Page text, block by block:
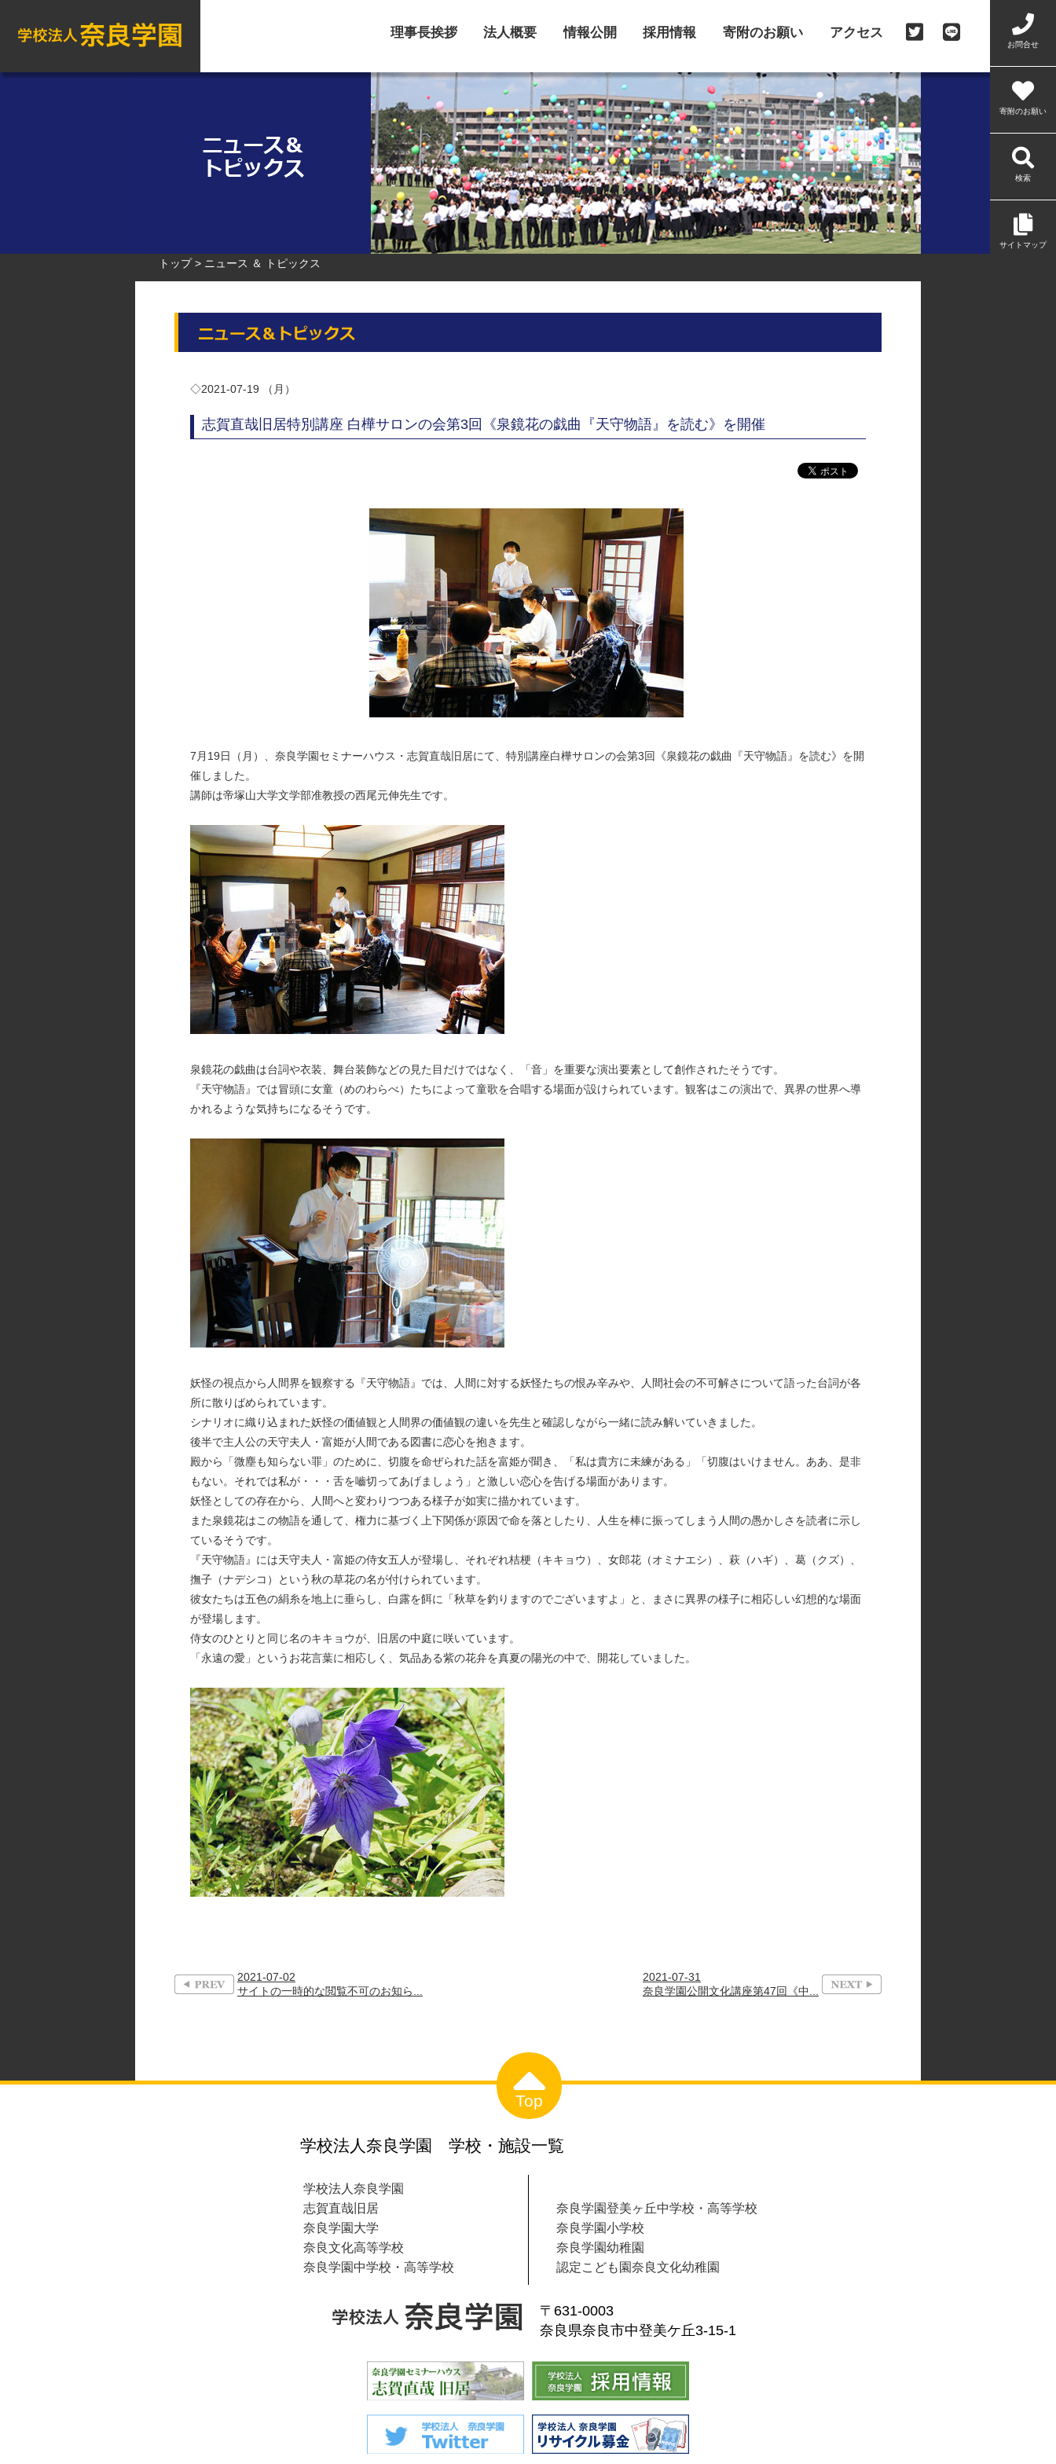
理事長挨拶 法人概要 情報公開 採用情報 寄附のお願い アクセス
お問合せ
寄附のお願い
検索
サイトマップ
トップ ニュース ＆ トピックス
◇2021-07-19 （月）
志賀直哉旧居特別講座 白樺サロンの会第3回《泉鏡花の戯曲『天守物語』を読む》を開催
7月19日（月）、奈良学園セミナーハウス・志賀直哉旧居にて、特別講座白樺サロンの会第3回《泉鏡花の戯曲『天守物語』を読む》を開
催しました。
講師は帝塚山大学文学部准教授の西尾元伸先生です。
泉鏡花の戯曲は台詞や衣装、舞台装飾などの見た目だけではなく、「音」を重要な演出要素として創作されたそうです。
『天守物語』では冒頭に女童（めのわらべ）たちによって童歌を合唱する場面が設けられています。観客はこの演出で、異界の世界へ導
かれるような気持ちになるそうです。
妖怪の視点から人間界を観察する『天守物語』では、人間に対する妖怪たちの恨み辛みや、人間社会の不可解さについて語った台詞が各
所に散りばめられています。
シナリオに織り込まれた妖怪の価値観と人間界の価値観の違いを先生と確認しながら一緒に読み解いていきました。
後半で主人公の天守夫人・富姫が人間である図書に恋心を抱きます。
殿から「微塵も知らない罪」のために、切腹を命ぜられた話を富姫が聞き、「私は貴方に未練がある」「切腹はいけません。ああ、是非
もない。それでは私が・・・舌を嚙切ってあげましょう」と激しい恋心を告げる場面があります。
妖怪としての存在から、人間へと変わりつつある様子が如実に描かれています。
また泉鏡花はこの物語を通して、権力に基づく上下関係が原因で命を落としたり、人生を棒に振ってしまう人間の愚かしさを読者に示し
ているそうです。
『天守物語』には天守夫人・富姫の侍女五人が登場し、それぞれ桔梗（キキョウ）、女郎花（オミナエシ）、萩（ハギ）、葛（クズ）、
撫子（ナデシコ）という秋の草花の名が付けられています。
彼女たちは五色の絹糸を地上に垂らし、白露を餌に「秋草を釣りますのでございますよ」と、まさに異界の様子に相応しい幻想的な場面
が登場します。
侍女のひとりと同じ名のキキョウが、旧居の中庭に咲いています。
「永遠の愛」というお花言葉に相応しく、気品ある紫の花弁を真夏の陽光の中で、開花していました。
2021-07-02
サイトの一時的な閲覧不可のお知ら...
2021-07-31
奈良学園公開文化講座第47回《中...
Top
学校法人奈良学園 学校・施設一覧
学校法人奈良学園
志賀直哉旧居
奈良学園大学
奈良文化高等学校
奈良学園中学校・高等学校
奈良学園登美ヶ丘中学校・高等学校
奈良学園小学校
奈良学園幼稚園
認定こども園奈良文化幼稚園
〒631-0003
奈良県奈良市中登美ケ丘3-15-1